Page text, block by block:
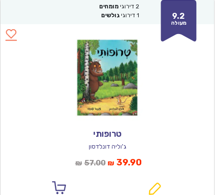
9.2
מעולה
2 דירוגי מומחים
1 דירוגי גולשים
טרופותי
ג'וליה דונלדסון
₪ 57.00המחיר
₪ 39.90המחיר
הוא: